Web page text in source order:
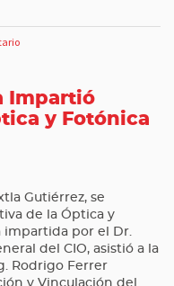
Impartió
y Fotónica
Gutiérrez, se
de la Óptica y
impartida por el Dr.
del CIO, asistió a la
Rodrigo Ferrer